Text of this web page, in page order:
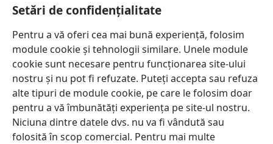
Setări de confidențialitate
Pentru a vă oferi cea mai bună experiență, folosim
module cookie și tehnologii similare. Unele module
cookie sunt necesare pentru funcționarea site-ului
nostru și nu pot fi refuzate. Puteți accepta sau refuza
alte tipuri de module cookie, pe care le folosim doar
pentru a vă îmbunătăți experiența pe site-ul nostru.
Niciuna dintre datele dvs. nu va fi vândută sau
folosită în scop comercial. Pentru mai multe
(se
deschide
o
fereastră
nouă)
Watchtower – BIBLIOTECĂ ONLINE™
(se
deschide
o
fereastră
JW Hub ®
(se
deschide
o
fereastră
nouă)
JW Library®
Watchtower Library